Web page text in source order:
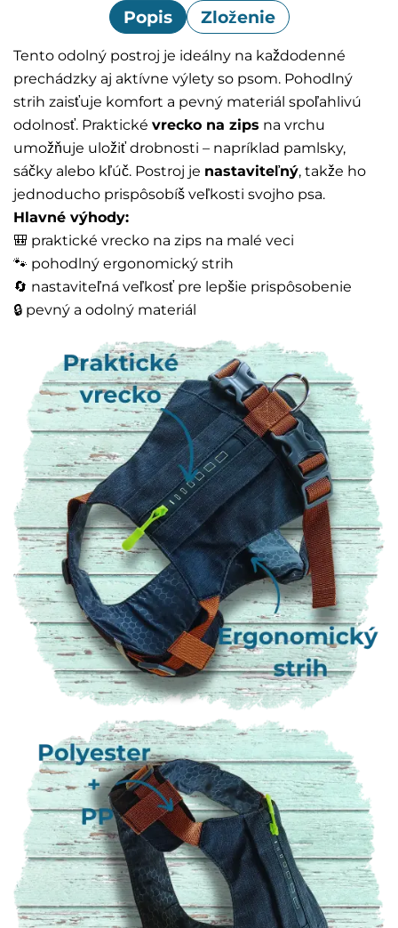
Popis Zloženie
Tento odolný postroj je ideálny na každodenné
prechádzky aj aktívne výlety so psom. Pohodlný
strih zaisťuje komfort a pevný materiál spoľahlivú
odolnosť. Praktické vrecko na zips na vrchu
umožňuje uložiť drobnosti – napríklad pamlsky,
sáčky alebo kľúč. Postroj je nastaviteľný, takže ho
jednoducho prispôsobíš veľkosti svojho psa.
Hlavné výhody:
🎒 praktické vrecko na zips na malé veci
🐾 pohodlný ergonomický strih
🔄 nastaviteľná veľkosť pre lepšie prispôsobenie
🔒 pevný a odolný materiál